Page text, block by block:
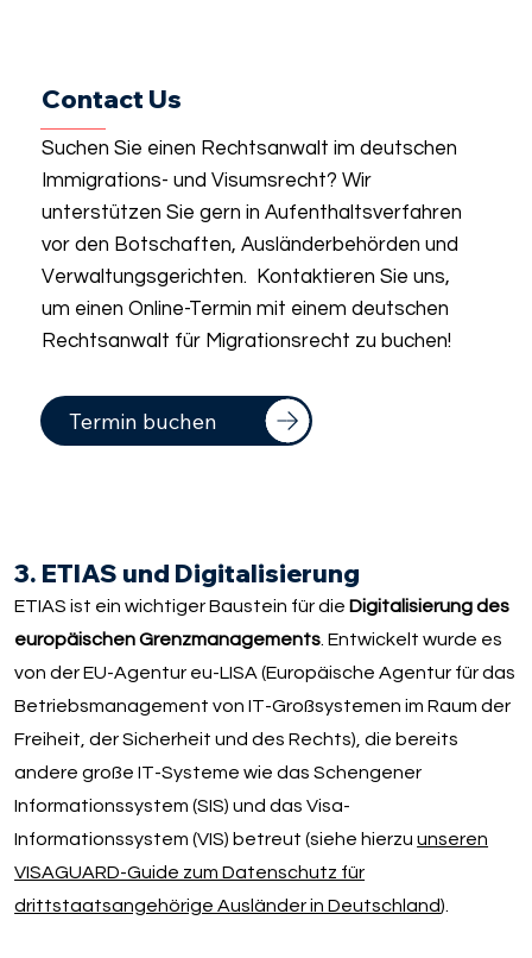
Contact Us
Suchen Sie einen Rechtsanwalt im deutschen
Immigrations- und Visumsrecht? Wir
unterstützen Sie gern in Aufenthaltsverfahren
vor den Botschaften, Ausländerbehörden und
Verwaltungsgerichten. Kontaktieren Sie uns,
um einen Online-Termin mit einem deutschen
Rechtsanwalt für Migrationsrecht zu buchen!
Termin buchen
3. ETIAS und Digitalisierung
ETIAS ist ein wichtiger Baustein für die Digitalisierung des
europäischen Grenzmanagements . Entwickelt wurde es
von der EU-Agentur eu-LISA (Europäische Agentur für das
Betriebsmanagement von IT-Großsystemen im Raum der
Freiheit, der Sicherheit und des Rechts), die bereits
andere große IT-Systeme wie das Schengener
Informationssystem (SIS) und das Visa-
Informationssystem (VIS) betreut (siehe hierzuunseren
VISAGUARD-Guide zum Datenschutz für
drittstaatsangehörige Ausländer in Deutschland).